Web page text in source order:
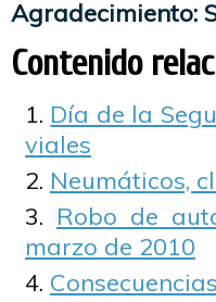
Agradecimiento:
Contenido
Día de la
viales
Neumáticos,
Robo de
marzo de 2010